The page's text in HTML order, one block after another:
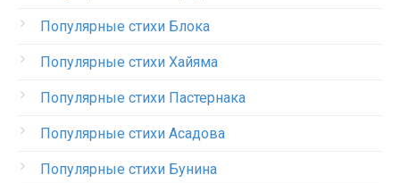
Популярные стихи Блока
Популярные стихи Хайяма
Популярные стихи Пастернака
Популярные стихи Асадова
Популярные стихи Бунина